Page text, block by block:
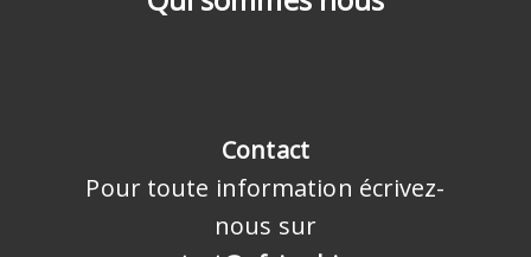
Contact
Pour toute information écrivez-
nous sur